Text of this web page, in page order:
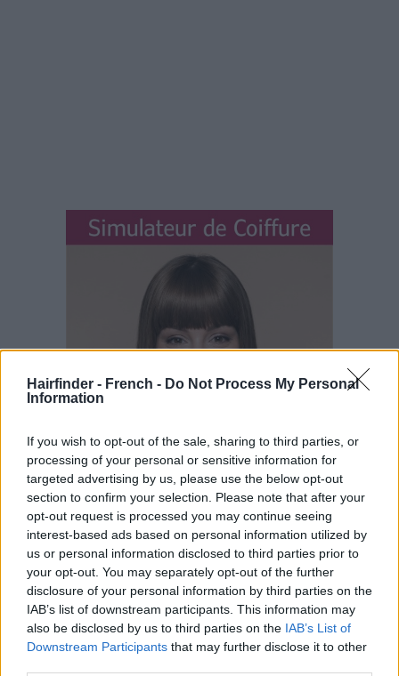
Hairfinder - French - Do Not Process My Personal
Information
If you wish to opt-out of the sale, sharing to third parties, or
processing of your personal or sensitive information for
targeted advertising by us, please use the below opt-out
section to confirm your selection. Please note that after your
opt-out request is processed you may continue seeing
interest-based ads based on personal information utilized by
us or personal information disclosed to third parties prior to
your opt-out. You may separately opt-out of the further
disclosure of your personal information by third parties on the
IAB’s list of downstream participants. This information may
also be disclosed by us to third parties on the IAB’s List of
Downstream Participants that may further disclose it to other